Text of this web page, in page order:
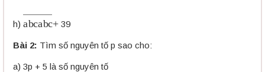
h) abcab 39
Bài 2: Tìm số nguyên tố p sao cho:
a) 3p + 5 là số nguyên tố